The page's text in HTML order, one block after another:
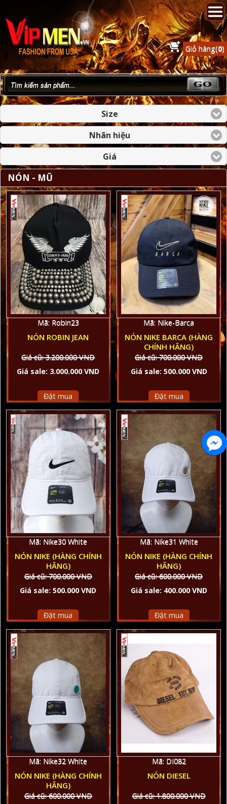
Giỏ hàng(0)
Size
Nhãn hiệu
Giá
NÓN - MŨ
Mã: Robin23
NÓN ROBIN JEAN
Giá cũ: 3.200.000 VND
Giá sale: 3.000.000 VND
Đặt mua
Mã: Nike-Barca
NÓN NIKE BARCA (HÀNG
CHÍNH HÃNG)
Giá cũ: 700.000 VND
Giá sale: 500.000 VND
Đặt mua
Mã: Nike30 White
NÓN NIKE (HÀNG CHÍNH
HÃNG)
Giá cũ: 700.000 VND
Giá sale: 500.000 VND
Đặt mua
Mã: Nike31 White
NÓN NIKE (HÀNG CHÍNH
HÃNG)
Giá cũ: 600.000 VND
Giá sale: 400.000 VND
Đặt mua
Mã: Nike32 White
NÓN NIKE (HÀNG CHÍNH
HÃNG)
Giá cũ: 600.000 VND
Mã: DI082
NÓN DIESEL
Giá cũ: 1.800.000 VND